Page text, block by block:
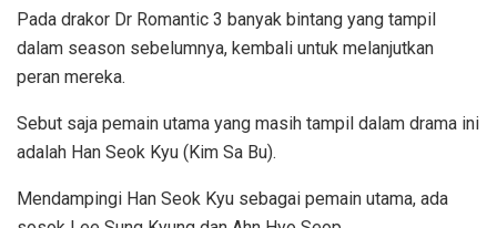
Pada drakor Dr Romantic 3 banyak bintang yang tampil
dalam season sebelumnya, kembali untuk melanjutkan
peran mereka.
Sebut saja pemain utama yang masih tampil dalam drama ini
adalah Han Seok Kyu (Kim Sa Bu).
Mendampingi Han Seok Kyu sebagai pemain utama, ada